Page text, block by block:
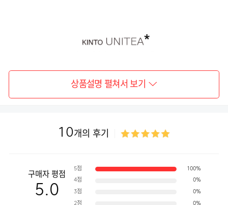
상품설명 펼쳐서 보기
10개의 후기
구매자 평점
5.0
5점 100%
4점 0%
3점 0%
2점 0%